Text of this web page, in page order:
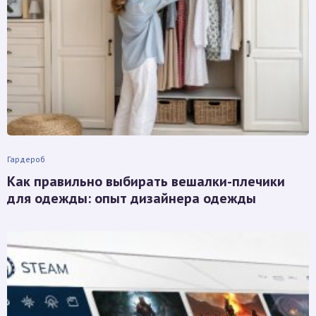
Гардероб
Как правильно выбирать вешалки-плечики
для одежды: опыт дизайнера одежды